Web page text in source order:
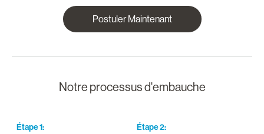
Postuler Maintenant
Notre processus d'embauche
Étape1: Étape2: